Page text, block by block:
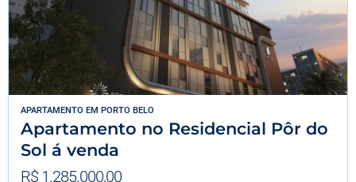
APARTAMENTO EM PORTO BELO
Apartamento no Residencial Pôr do
Sol á venda
R$ 1.285.000,00